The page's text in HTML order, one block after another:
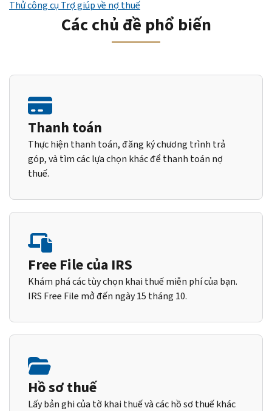
Thử công cụ Trợ giúp về nợ thuế
Các chủ đề phổ biến
Thanh toán
Thực hiện thanh toán, đăng ký chương trình trả
góp, và tìm các lựa chọn khác để thanh toán nợ
thuế.
Free File của IRS
Khám phá các tùy chọn khai thuế miễn phí của bạn.
IRS Free File mở đến ngày 15 tháng 10.
Hồ sơ thuế
Lấy bản ghi của tờ khai thuế và các hồ sơ thuế khác